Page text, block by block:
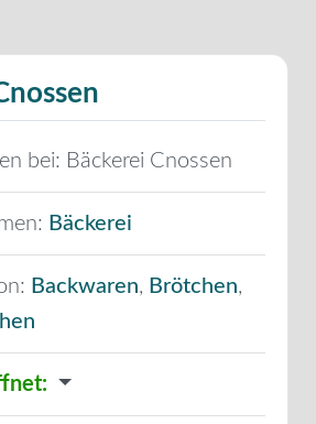
bei: Bäckerei Cnossen
Bäckerei
Backwaren, Brötchen,
: